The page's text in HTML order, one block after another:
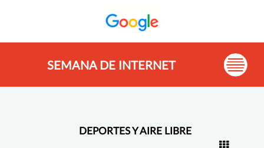
SEMANA DE INTERNET
DEPORTES Y AIRE LIBRE